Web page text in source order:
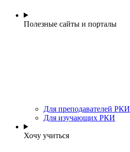
Полезные сайты и порталы
Для преподавателей РКИ
Для изучающих РКИ
Хочу учиться